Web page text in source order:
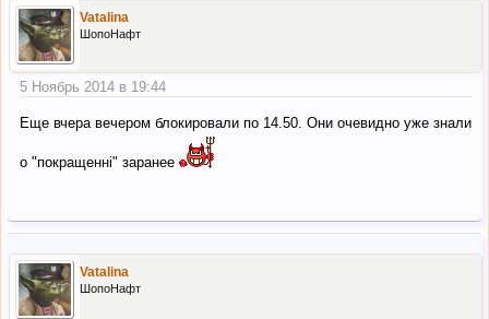
Vatalina
ШопоНафт
5 Ноябрь 2014 в 19:44
Еще вчера вечером блокировали по 14.50. Они очевидно уже знали
о "покращенні" заранее
Vatalina
ШопоНафт